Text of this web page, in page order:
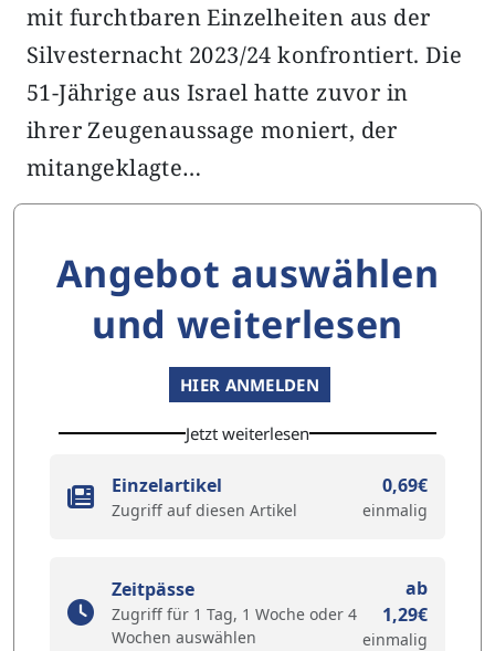
mit furchtbaren Einzelheiten aus der
Silvesternacht 2023/24 konfrontiert. Die
51-Jährige aus Israel hatte zuvor in
ihrer Zeugenaussage moniert, der
mitangeklagte…
Angebot auswählen
und weiterlesen
HIER ANMELDEN
Jetzt weiterlesen
Einzelartikel
Zugriff auf diesen Artikel
0,69€
einmalig
Zeitpässe
Zugriff für 1 Tag, 1 Woche oder 4
Wochen auswählen
ab
1,29€
einmalig